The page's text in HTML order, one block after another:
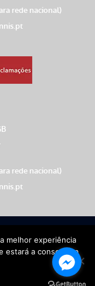
rede nacional)
rede nacional)
©
melhor experiência
estará a consentir a